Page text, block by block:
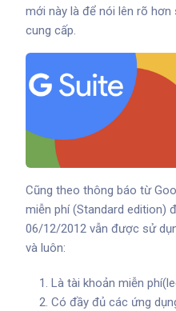
mới này là để nói lên rõ
cung cấp.
Cũng theo thông báo từ
miễn phí (Standard edition)
06/12/2012 vẫn được sử
và luôn:
Là tài khoản miễn
Có đầy đủ các ứng